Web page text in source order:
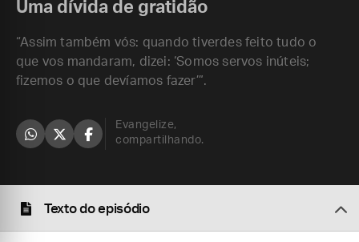
Uma dívida de gratidão
“Assim também vós: quando tiverdes feito tudo o
que vos mandaram, dizei: ‘Somos servos inúteis;
fizemos o que devíamos fazer’”.
Evangelize,
compartilhando.
Texto do episódio